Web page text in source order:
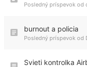
Posledný príspevok od
burnout a policia
Posledný príspevok od
Svieti kontrolka